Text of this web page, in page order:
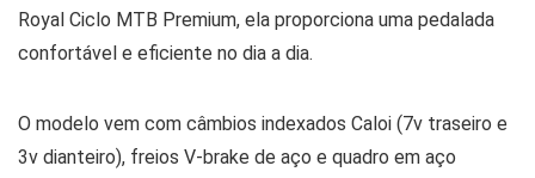
Royal Ciclo MTB Premium, ela proporciona uma pedalada
confortável e eficiente no dia a dia.
O modelo vem com câmbios indexados Caloi (7v traseiro e
3v dianteiro), freios V-brake de aço e quadro em aço